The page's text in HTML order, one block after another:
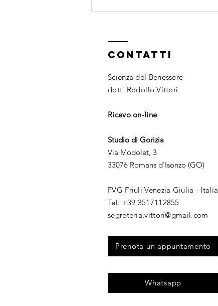
I sensi
CONTATTI
Scienza del Benessere
dott. Rodolfo Vittori
Ricevo on-line
Studio di Gorizia
Via Modolet, 3
33076 Romans d'Isonzo (GO)
FVG Friuli Venezia Giulia - Italia
​Tel: +39 3517112855​
segreteria.vittori@gmail.com
Prenota un appuntamento
Whatsapp